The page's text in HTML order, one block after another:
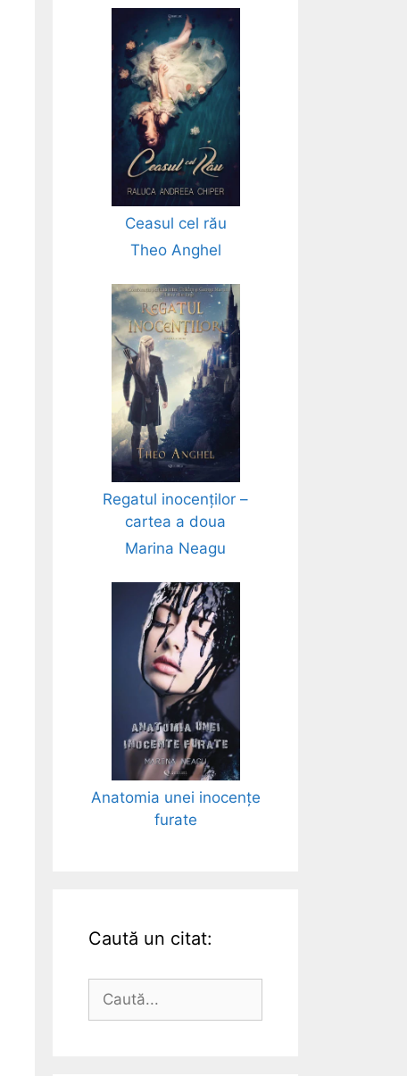
Ceasul cel rău
Theo Anghel
Regatul inocenților –
cartea a doua
Marina Neagu
Anatomia unei inocențe
furate
Caută un citat:
Caută